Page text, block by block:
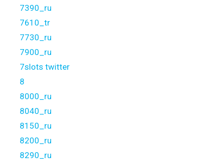
7390_ru
7610_tr
7730_ru
7900_ru
7slots twitter
8
8000_ru
8040_ru
8150_ru
8200_ru
8290_ru